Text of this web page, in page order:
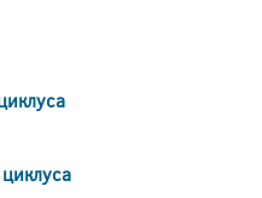
циклуса